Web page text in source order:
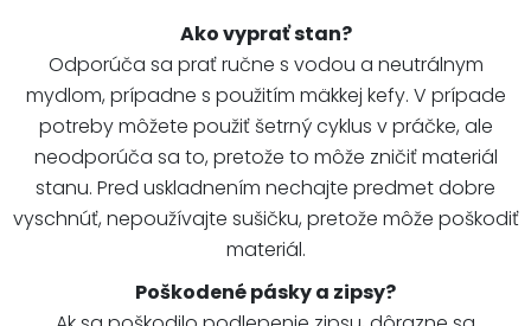
Ako vyprať stan?
Odporúča sa prať ručne s vodou a neutrálnym
mydlom, prípadne s použitím mäkkej kefy. V prípade
potreby môžete použiť šetrný cyklus v práčke, ale
neodporúča sa to, pretože to môže zničiť materiál
stanu. Pred uskladnením nechajte predmet dobre
vyschnúť, nepoužívajte sušičku, pretože môže poškodiť
materiál.
Poškodené pásky a zipsy?